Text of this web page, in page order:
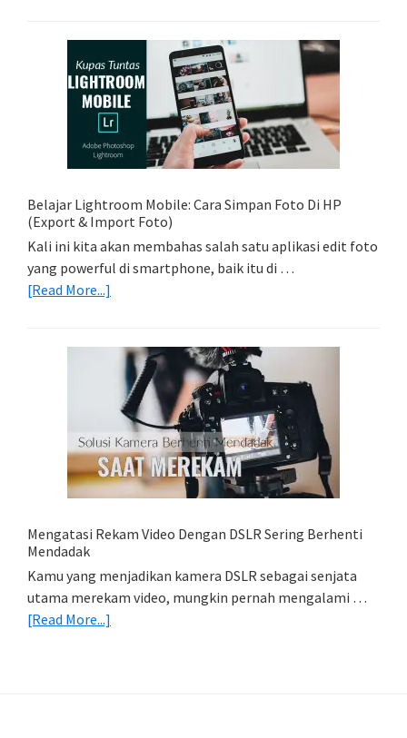
Sederhana:
Memadukan
Foto
Light
Trail
Dengan
Belajar Lightroom Mobile: Cara Simpan Foto Di HP
(Export & Import Foto)
Kali ini kita akan membahas salah satu aplikasi edit foto
yang powerful di smartphone, baik itu di …
[Read More...]
Mobile:
Cara
Simpan
Foto
Di
HP
(Export
Import
Mengatasi Rekam Video Dengan DSLR Sering Berhenti
Mendadak
Kamu yang menjadikan kamera DSLR sebagai senjata
utama merekam video, mungkin pernah mengalami …
[Read More...]